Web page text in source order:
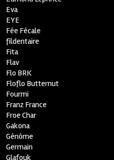
Eva
EYE
Fée Fécale
fildentaire
Fita
Flav
Flo BRK
Floflo Butternut
Fourmi
Franz France
Froe Char
Gakona
Génôme
Germain
Glafouk